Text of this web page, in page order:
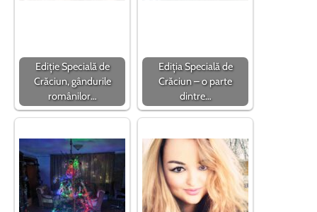
Ediție Specială de
Crăciun, gândurile
românilor…
Ediția Specială de
Crăciun – o parte
dintre…